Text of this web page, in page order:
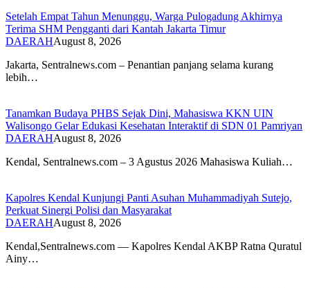
Setelah Empat Tahun Menunggu, Warga Pulogadung Akhirnya
Terima SHM Pengganti dari Kantah Jakarta Timur
DAERAHAugust 8, 2026
Jakarta, Sentralnews.com – Penantian panjang selama kurang
lebih…
Tanamkan Budaya PHBS Sejak Dini, Mahasiswa KKN UIN
Walisongo Gelar Edukasi Kesehatan Interaktif di SDN 01 Pamriyan
DAERAHAugust 8, 2026
​Kendal, Sentralnews.com – 3 Agustus 2026 Mahasiswa Kuliah…
Kapolres Kendal Kunjungi Panti Asuhan Muhammadiyah Sutejo,
Perkuat Sinergi Polisi dan Masyarakat
DAERAHAugust 8, 2026
Kendal,Sentralnews.com — Kapolres Kendal AKBP Ratna Quratul
Ainy…